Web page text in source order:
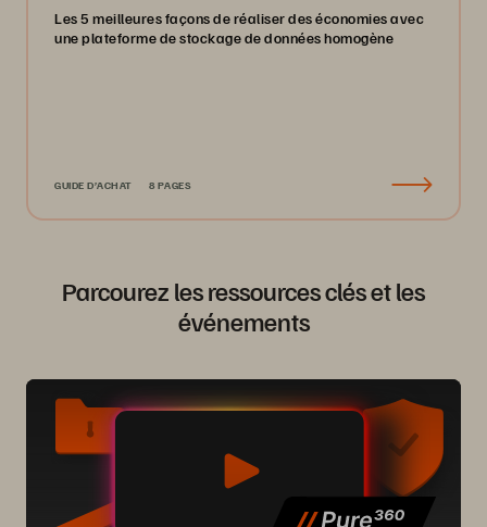
Les 5 meilleures façons de réaliser des économies avec
une plateforme de stockage de données homogène
GUIDE D’ACHAT 8 PAGES
Parcourez les ressources clés et les
événements